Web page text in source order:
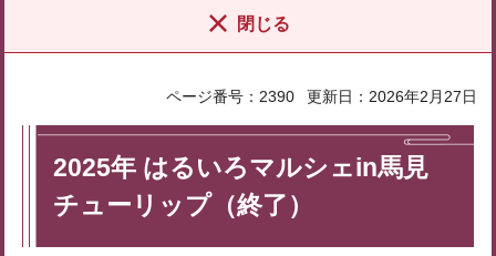
閉じる
ページ番号：2390 更新日：2026年2月27日
2025年 はるいろマルシェin馬見
チューリップ（終了）